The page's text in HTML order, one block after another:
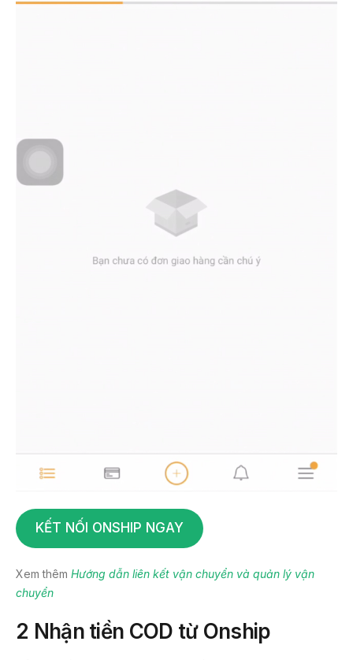
KẾT NỐI ONSHIP NGAY
Xem thêm Hướng dẫn liên kết vận chuyển và quản lý vận
chuyển
2 Nhận tiền COD từ Onship